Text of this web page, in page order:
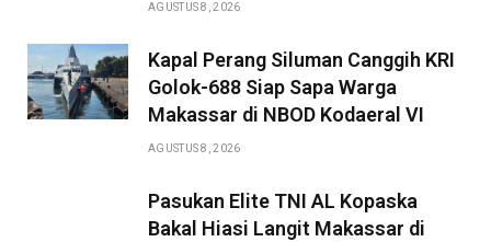
AGUSTUS 8, 2026
Kapal Perang Siluman Canggih KRI
Golok-688 Siap Sapa Warga
Makassar di NBOD Kodaeral VI
AGUSTUS 8, 2026
Pasukan Elite TNI AL Kopaska
Bakal Hiasi Langit Makassar di